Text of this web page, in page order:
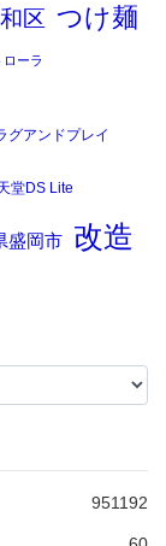
区 つけ麺
ローラ
グアンドプレイ
堂DS Lite
盛岡市 改造
951192